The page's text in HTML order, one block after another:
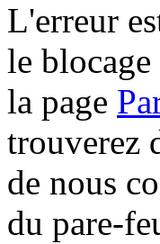
L'erreur
le
la page
trouverez
de nous
du pare-